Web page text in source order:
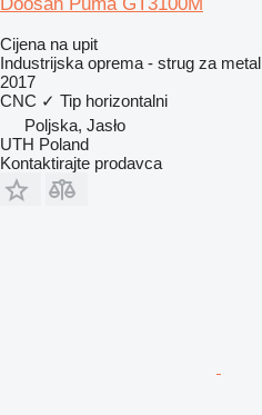
Cijena na upit
Industrijska oprema - strug za metal
2017
CNC ✓ Tip horizontalni
Poljska, Jasło
UTH Poland
Kontaktirajte prodavca